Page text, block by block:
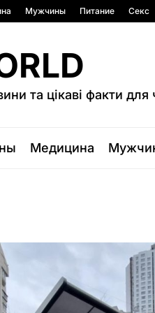
Мужчины Питание Секс
та цікаві факти для
Медицина